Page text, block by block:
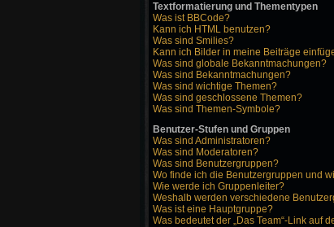
Textformatierung und Thementypen
Was ist BBCode?
Kann ich HTML benutzen?
Was sind Smilies?
Kann ich Bilder in meine Beiträge
Was sind globale Bekanntmachungen?
Was sind Bekanntmachungen?
Was sind wichtige Themen?
Was sind geschlossene Themen?
Was sind Themen-Symbole?
Benutzer-Stufen und Gruppen
Was sind Administratoren?
Was sind Moderatoren?
Was sind Benutzergruppen?
Wo finde ich die Benutzergruppen und
Wie werde ich Gruppenleiter?
Weshalb werden verschiedene
Was ist eine Hauptgruppe?
Was bedeutet der „Das Team“-Link auf